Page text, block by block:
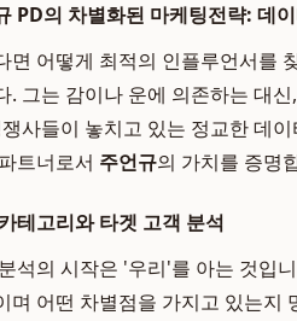
PD의 차별화된 마케팅전략: 데
면 어떻게 최적의 인플루언서를
. 그는 감이나 운에 의존하는 대
사들이 놓치고 있는 정교한 데
트너로서 주언규의 가치를 증명
테고리와 타겟 고객 분석
석의 시작은 '우리'를 아는 것입
며 어떤 차별점을 가지고 있는지